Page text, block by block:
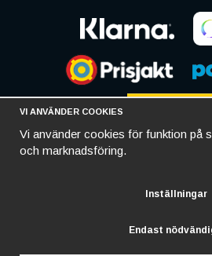
VI ANVÄNDER COOKIES
Vi använder cookies för funktion på
och marknadsföring.
Inställningar
Endast